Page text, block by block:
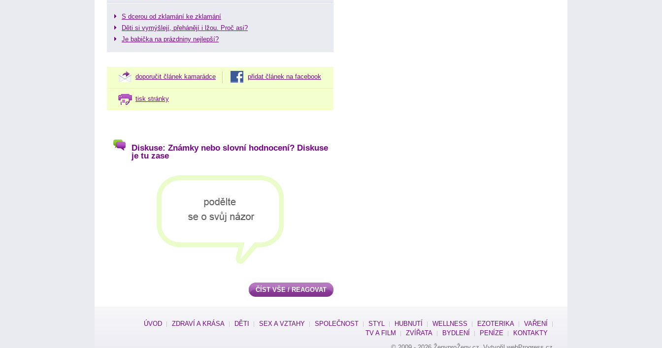
S dcerou od zklamání ke zklamání
Děti si vymýšlejí, přehánějí i lžou. Proč asi?
Je babička na prázdniny nejlepší?
doporučit článek kamarádce přidat článek na facebook
tisk stránky
Diskuse: Známky nebo slovní hodnocení? Diskuse
je tu zase
ČÍST VŠE / REAGOVAT
ÚVOD ZDRAVÍ A KRÁSA DĚTI SEX A VZTAHY SPOLEČNOST STYL HUBNUTÍ WELLNESS EZOTERIKA
VAŘENÍ
TV A FILM
ZVÍŘATA BYDLENÍ PENÍZE
KONTAKTY